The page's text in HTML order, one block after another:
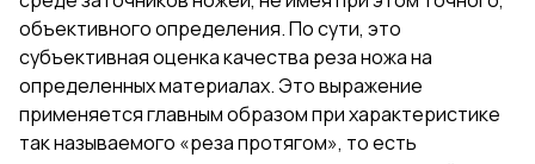
объективного определения. По сути, это
субъективная оценка качества реза ножа на
определенных материалах. Это выражение
применяется главным образом при характеристике
так называемого «реза протягом», то есть